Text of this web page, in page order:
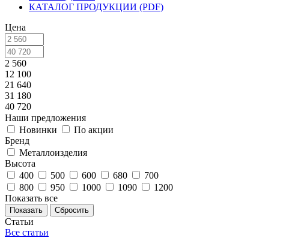
КАТАЛОГ ПРОДУКЦИИ (PDF)
Цена
2 560
12 100
21 640
31 180
40 720
Наши предложения
Новинки
По акции
Бренд
Металлоизделия
Высота
400
500 600 680
700
800
950 1000 1090
1200
Показать все
Сбросить
Статьи
Все статьи